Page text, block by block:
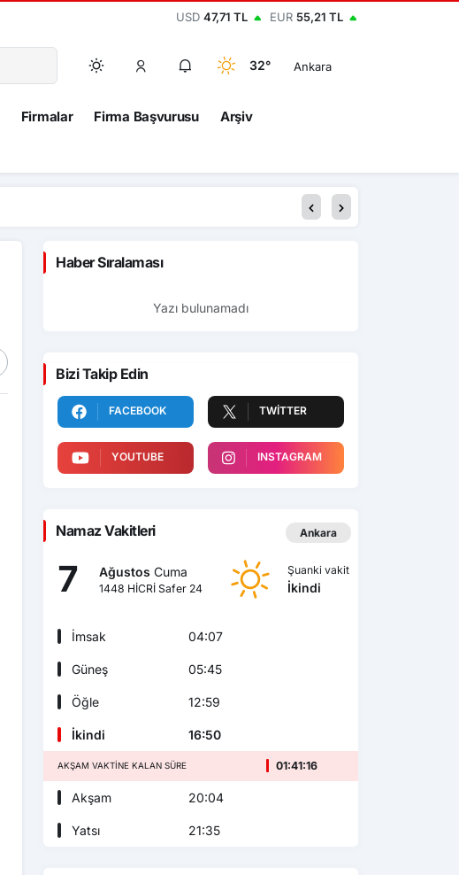
USD 47,71 TL EUR 55,21 TL
32° Ankara
Firmalar Firma Başvurusu Arşiv
Haber Sıralaması
Yazı bulunamadı
Bizi Takip Edin
FACEBOOK TWITTER
YOUTUBE INSTAGRAM
Namaz Vakitleri Ankara
7 Ağustos Cuma
1448 HİCRİ Safer 24
Şuanki vakit
İkindi
İmsak 04:07
Güneş 05:45
Öğle 12:59
İkindi 16:50
AKŞAM VAKTINE KALAN SÜRE 01:41:14
Akşam 20:04
Yatsı 21:35